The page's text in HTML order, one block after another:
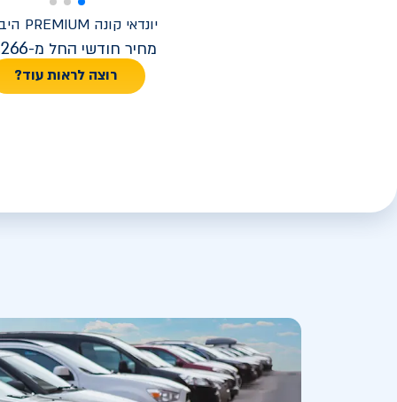
יונדאי קונה PREMIUM היברידי
מחיר חודשי החל מ-
רוצה לראות עוד?